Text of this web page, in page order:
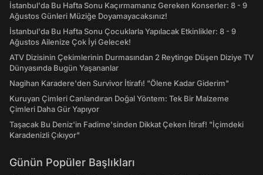
İstanbul'da Bu Hafta Sonu Kaçırmamanız Gereken Konserler: 8 - 9
Ağustos Günleri Müziğe Doyamayacaksınız!
İstanbul'da Bu Hafta Sonu Çocuklarla Yapılacak Etkinlikler: 8 - 9
Ağustos Ailenize Çok İyi Gelecek!
ATV Dizisinin Çekimlerinin Durmasından 2 Reytinge Düşen Diziye TV
Dünyasında Bugün Yaşananlar
Nagihan Karadere'den Survivor İtirafı! "Ölene Kadar Giderim"
Kuruyan Çimleri Canlandıran Doğal Yöntem: Tek Bir Malzeme
Çimleri Daha Gür Yapıyor
Taşacak Bu Deniz'in Fadime'sinden Dikkat Çeken İtiraf! "İçimdeki
Karadenizli Çıkıyor"
Günün Popüler Başlıkları